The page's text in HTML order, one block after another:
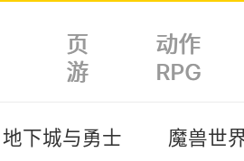
页
游
动作
RPG
地下城与勇士
魔兽世